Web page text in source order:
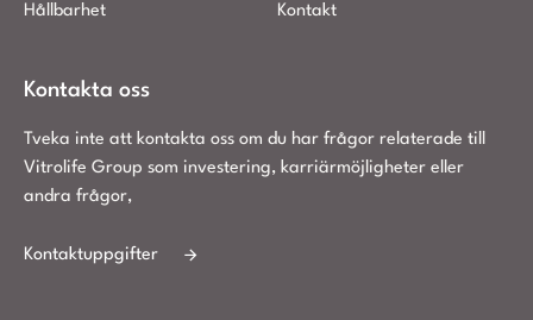
Hållbarhet Kontakt
Kontakta oss
Tveka inte att kontakta oss om du har frågor relaterade till
Vitrolife Group som investering, karriärmöjligheter eller
andra frågor,
Kontaktuppgifter